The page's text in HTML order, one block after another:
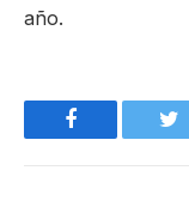
año.
Facebook